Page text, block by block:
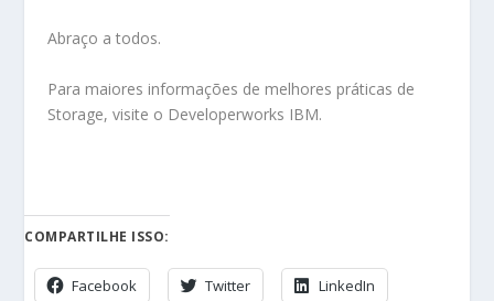
Abraço a todos.
Para maiores informações de melhores práticas de
Storage, visite o Developerworks IBM.
COMPARTILHE ISSO:
Facebook Twitter LinkedIn